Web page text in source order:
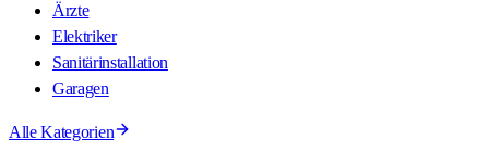
Ärzte
Elektriker
Sanitärinstallation
Garagen
Alle Kategorien